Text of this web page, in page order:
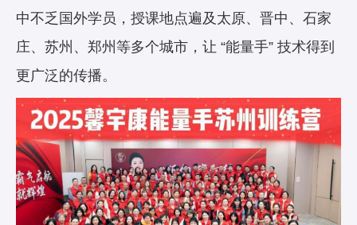
中不乏国外学员，授课地点遍及太原、晋中、石家
庄、苏州、郑州等多个城市，让 “能量手” 技术得到
更广泛的传播。